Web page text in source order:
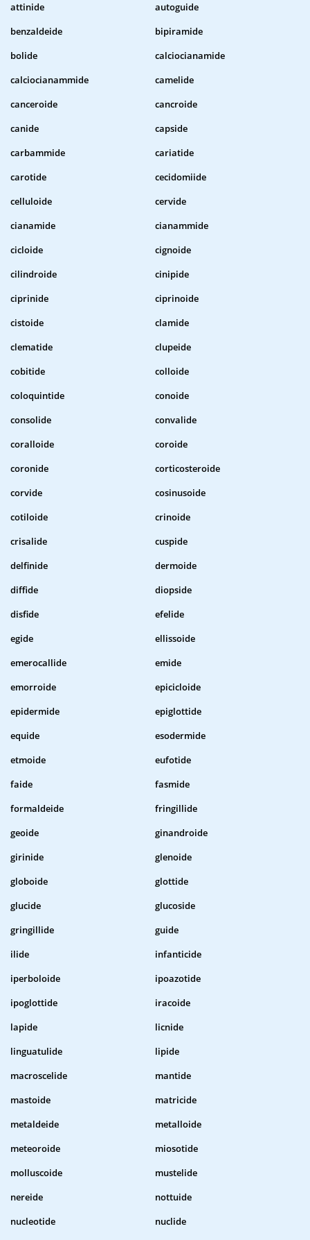
attinide
autoguide
benzaldeide
bipiramide
bolide
calciocianamide
calciocianammide
camelide
canceroide
cancroide
canide
capside
carbammide
cariatide
carotide
cecidomiide
celluloide
cervide
cianamide
cianammide
cicloide
cignoide
cilindroide
cinipide
ciprinide
ciprinoide
cistoide
clamide
clematide
clupeide
cobitide
colloide
coloquintide
conoide
consolide
convalide
coralloide
coroide
coronide
corticosteroide
corvide
cosinusoide
cotiloide
crinoide
crisalide
cuspide
delfinide
dermoide
diffide
diopside
disfide
efelide
egide
ellissoide
emerocallide
emide
emorroide
epicicloide
epidermide
epiglottide
equide
esodermide
etmoide
eufotide
faide
fasmide
formaldeide
fringillide
geoide
ginandroide
girinide
glenoide
globoide
glottide
glucide
glucoside
gringillide
guide
ilide
infanticide
iperboloide
ipoazotide
ipoglottide
iracoide
lapide
licnide
linguatulide
lipide
macroscelide
mantide
mastoide
matricide
metaldeide
metalloide
meteoroide
miosotide
molluscoide
mustelide
nereide
nottuide
nucleotide
nuclide